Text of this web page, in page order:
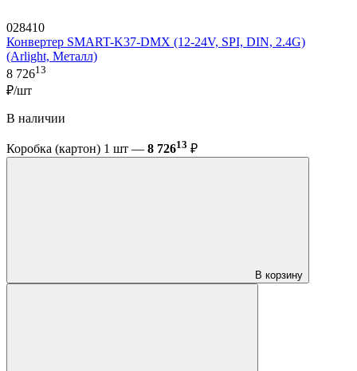
028410
Конвертер SMART-K37-DMX (12-24V, SPI, DIN, 2.4G)
(Arlight, Металл)
8 72613
₽/шт
В наличии
Коробка (картон) 1 шт — 8 72613 ₽
В корзину